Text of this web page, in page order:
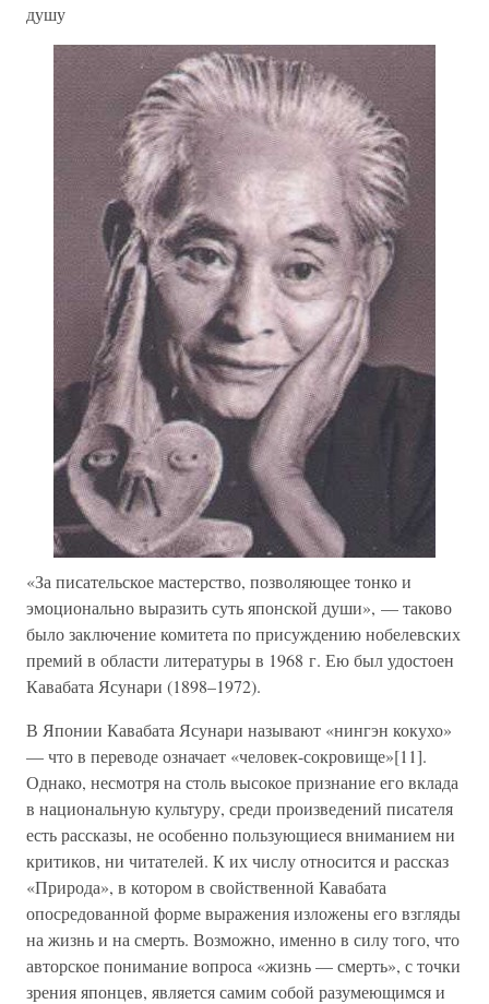
душу
«За писательское мастерство, позволяющее тонко и
эмоционально выразить суть японской души», — таково
было заключение комитета по присуждению нобелевских
премий в области литературы в 1968 г. Ею был удостоен
Кавабата Ясунари (1898–1972).
В Японии Кавабата Ясунари называют «нингэн кокухо»
— что в переводе означает «человек-сокровище»[11].
Однако, несмотря на столь высокое признание его вклада
в национальную культуру, среди произведений писателя
есть рассказы, не особенно пользующиеся вниманием ни
критиков, ни читателей. К их числу относится и рассказ
«Природа», в котором в свойственной Кавабата
опосредованной форме выражения изложены его взгляды
на жизнь и на смерть. Возможно, именно в силу того, что
авторское понимание вопроса «жизнь — смерть», с точки
зрения японцев, является самим собой разумеющимся и